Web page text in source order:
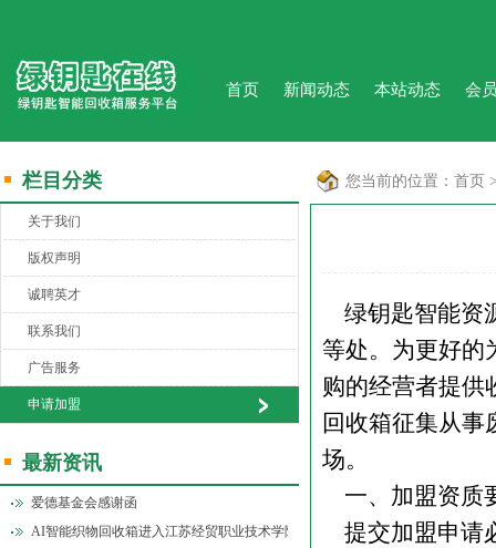
首页 新闻动态 本站动态 会
栏目分类
关于我们
版权声明
诚聘英才
联系我们
广告服务
申请加盟
最新资讯
爱德基金会感谢函
AI智能织物回收箱进入江苏经贸职业技术学院
您当前的位置： 首页
绿钥匙智能资
等处。为更好的
购的经营者提供
回收箱征集从事
场。
一、加盟资质
提交加盟申请